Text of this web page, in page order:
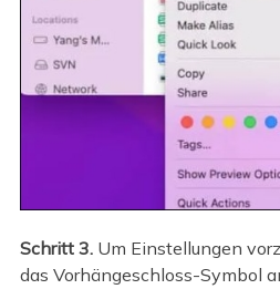
Schritt 3. Um Einstellungen
das Vorhängeschloss-Symbol